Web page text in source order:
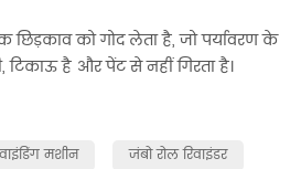
छिड़काव को गोद लेता है, जो पर्यावरण के
टिकाऊ है और पेंट से नहीं गिरता है।
मशीन
जंबो रोल रिवाइंडर